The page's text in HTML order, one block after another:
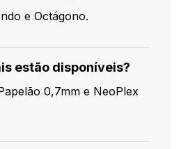
e Octágono.
estão disponíveis?
0,7mm e NeoPlex